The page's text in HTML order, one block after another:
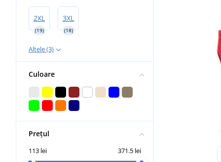
2XL
(19)
3XL
(18)
Altele (3)
Culoare
Prețul
113 lei 371.5 lei